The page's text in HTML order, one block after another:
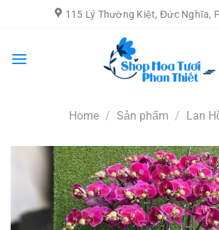
đến
dung
115 Lý Thường Kiệt, Đức Nghĩa,
Home / Sản phẩm / Lan